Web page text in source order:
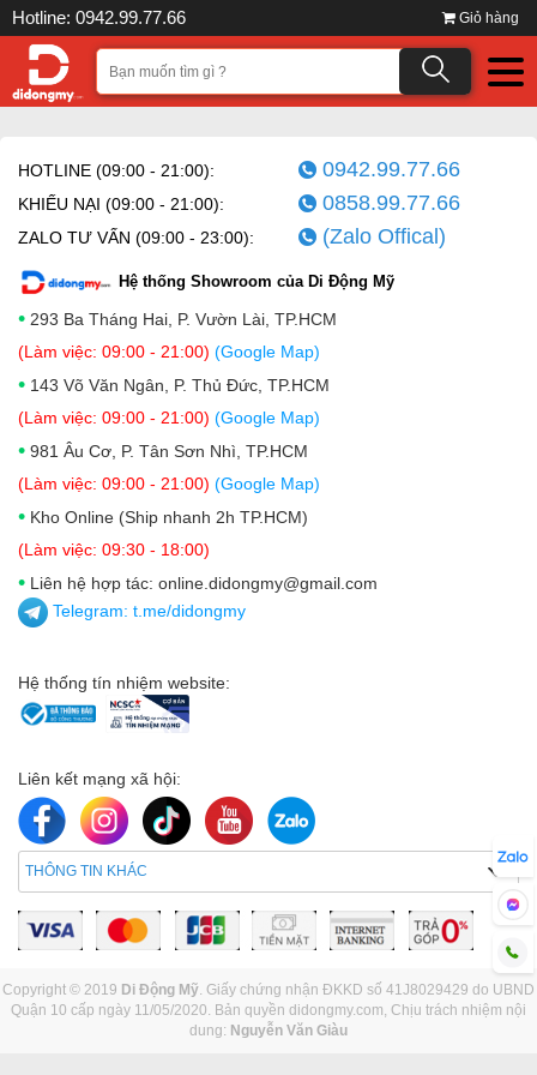
Hotline: 0942.99.77.66 Giỏ hàng
HOTLINE (09:00 - 21:00): 0942.99.77.66
KHIẾU NẠI (09:00 - 21:00): 0858.99.77.66
ZALO TƯ VẤN (09:00 - 23:00): (Zalo Offical)
Hệ thống Showroom của Di Động Mỹ
• 293 Ba Tháng Hai, P. Vườn Lài, TP.HCM
(Làm việc: 09:00 - 21:00) (Google Map)
• 143 Võ Văn Ngân, P. Thủ Đức, TP.HCM
(Làm việc: 09:00 - 21:00) (Google Map)
• 981 Âu Cơ, P. Tân Sơn Nhì, TP.HCM
(Làm việc: 09:00 - 21:00) (Google Map)
• Kho Online (Ship nhanh 2h TP.HCM)
(Làm việc: 09:30 - 18:00)
• Liên hệ hợp tác: online.didongmy@gmail.com
Telegram: t.me/didongmy
Hệ thống tín nhiệm website:
Liên kết mạng xã hội:
THÔNG TIN KHÁC
Copyright © 2019 Di Động Mỹ. Giấy chứng nhận ĐKKD số 41J8029429 do UBND
Quận 10 cấp ngày 11/05/2020. Bản quyền didongmy.com, Chịu trách nhiệm nội
dung: Nguyễn Văn Giàu